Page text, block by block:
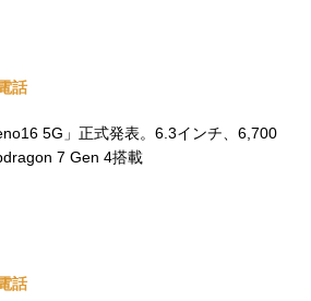
話
5G」正式発表。6.3インチ、6,700
7 Gen 4搭載
話